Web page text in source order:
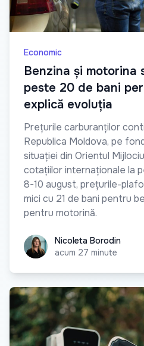
Economic
Benzina și motorina
peste 20 de bani
explică evoluția
Prețurile carburanților
Republica Moldova, pe
situației din Orientul
cotațiilor internaționale la
8-10 august, prețurile-
mici cu 21 de bani pentru
pentru motorină.
Nicoleta Borodin
Nicoleta Borodin
acum 27 minute